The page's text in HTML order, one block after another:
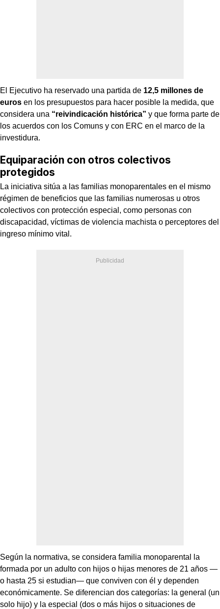
El Ejecutivo ha reservado una partida de 12,5 millones de
euros en los presupuestos para hacer posible la medida, que
considera una “reivindicación histórica” y que forma parte de
los acuerdos con los Comuns y con ERC en el marco de la
investidura.
Equiparación con otros colectivos
protegidos
La iniciativa sitúa a las familias monoparentales en el mismo
régimen de beneficios que las familias numerosas u otros
colectivos con protección especial, como personas con
discapacidad, víctimas de violencia machista o perceptores del
ingreso mínimo vital.
Según la normativa, se considera familia monoparental la
formada por un adulto con hijos o hijas menores de 21 años —
o hasta 25 si estudian— que conviven con él y dependen
económicamente. Se diferencian dos categorías: la general (un
solo hijo) y la especial (dos o más hijos o situaciones de